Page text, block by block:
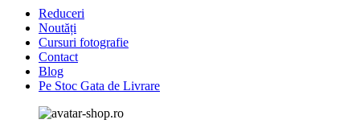
Reduceri
Noutăți
Cursuri fotografie
Contact
Blog
Pe Stoc Gata de Livrare